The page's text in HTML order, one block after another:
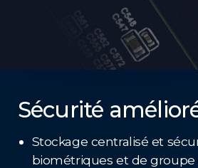
Sécurité
Stockage centralisé et
biométriques et de groupe